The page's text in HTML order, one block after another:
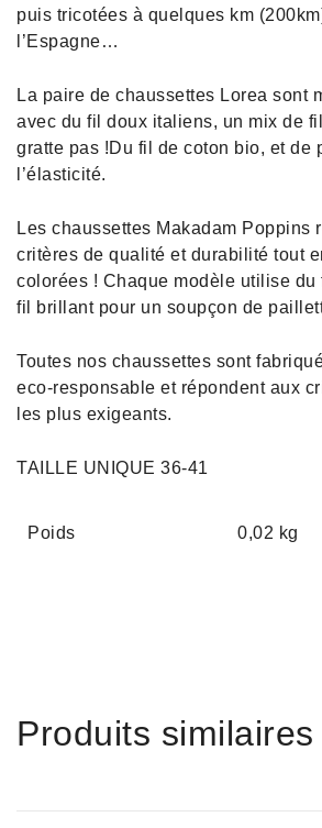
puis tricotées à quelques km
l’Espagne…
La paire de chaussettes Lorea sont
avec du fil doux italiens, un mix de
gratte pas !Du fil de coton bio, et de
l’élasticité.
Les chaussettes Makadam Poppins
critères de qualité et durabilité tout
colorées ! Chaque modèle utilise du
fil brillant pour un soupçon de
Toutes nos chaussettes sont
eco-responsable et répondent aux
les plus exigeants.
TAILLE UNIQUE 36-41
Poids 0,02 kg
Produits similaires